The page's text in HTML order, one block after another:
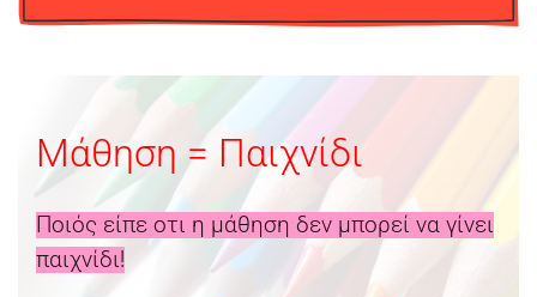
Μάθηση = Παιχνίδι
Ποιός είπε οτι η μάθηση δεν μπορεί να γίνει
παιχνίδι!